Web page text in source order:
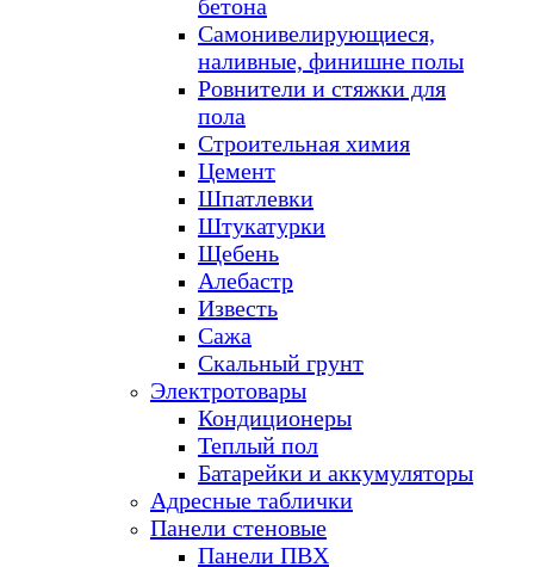
бетона
Самонивелирующиеся,
наливные, финишне полы
Ровнители и стяжки для
пола
Строительная химия
Цемент
Шпатлевки
Штукатурки
Щебень
Алебастр
Известь
Сажа
Скальный грунт
Электротовары
Кондиционеры
Теплый пол
Батарейки и аккумуляторы
Адресные таблички
Панели стеновые
Панели ПВХ